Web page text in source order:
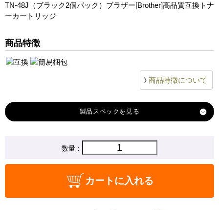
TN-48J（ブラック2個パック）ブラザー[Brother]高品質互換トナ
ーカートリッジ
商品特徴
商品特徴について
製品スペック
ブラザー
TN-48J
数量：
カートに入れる